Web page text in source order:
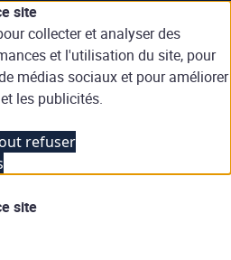
site
collecter et analyser des
et l'utilisation du site, pour
médias sociaux et pour améliorer
les publicités.
refuser
site